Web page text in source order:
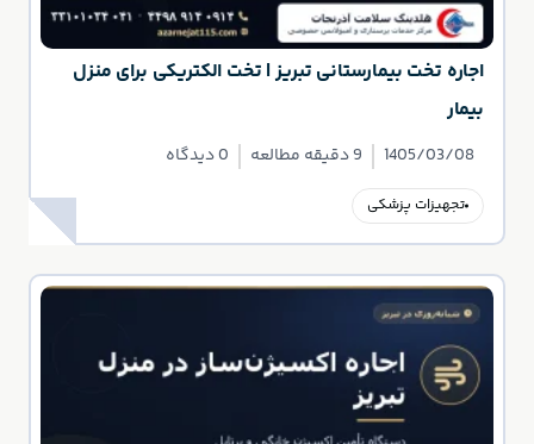
اجاره تخت بیمارستانی تبریز | تخت الکتریکی برای منزل
بیمار
1405/03/08 9 دقیقه مطالعه 0 دیدگاه
تجهیزات پزشکی